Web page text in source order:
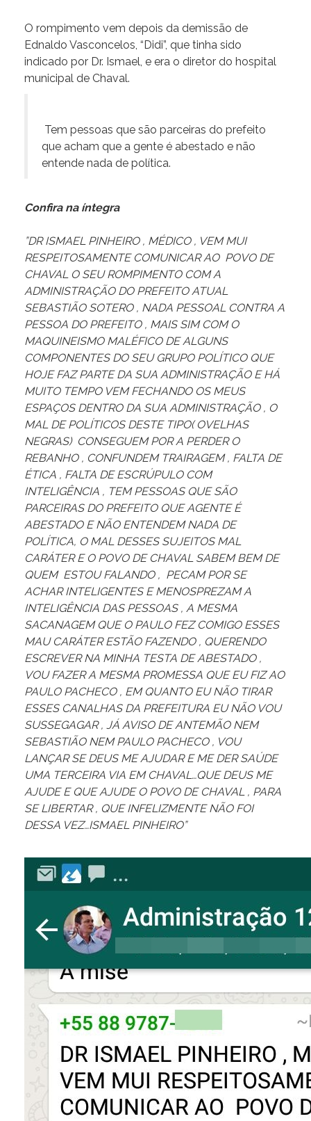
O rompimento vem depois da demissão de
Ednaldo Vasconcelos, “Didi”, que tinha sido
indicado por Dr. Ismael, e era o diretor do hospital
municipal de Chaval.
Tem pessoas que são parceiras do prefeito
que acham que a gente é abestado e não
entende nada de política.
Confira na íntegra
”DR ISMAEL PINHEIRO , MÉDICO , VEM MUI
RESPEITOSAMENTE COMUNICAR AO POVO DE
CHAVAL O SEU ROMPIMENTO COM A
ADMINISTRAÇÃO DO PREFEITO ATUAL
SEBASTIÃO SOTERO , NADA PESSOAL CONTRA A
PESSOA DO PREFEITO , MAIS SIM COM O
MAQUINEISMO MALÉFICO DE ALGUNS
COMPONENTES DO SEU GRUPO POLÍTICO QUE
HOJE FAZ PARTE DA SUA ADMINISTRAÇÃO E HÁ
MUITO TEMPO VEM FECHANDO OS MEUS
ESPAÇOS DENTRO DA SUA ADMINISTRAÇÃO , O
MAL DE POLÍTICOS DESTE TIPO( OVELHAS
NEGRAS) CONSEGUEM POR A PERDER O
REBANHO , CONFUNDEM TRAIRAGEM , FALTA DE
ÉTICA , FALTA DE ESCRÚPULO COM
INTELIGÊNCIA , TEM PESSOAS QUE SÃO
PARCEIRAS DO PREFEITO QUE AGENTE É
ABESTADO E NÃO ENTENDEM NADA DE
POLÍTICA, O MAL DESSES SUJEITOS MAL
CARÁTER E O POVO DE CHAVAL SABEM BEM DE
QUEM ESTOU FALANDO , PECAM POR SE
ACHAR INTELIGENTES E MENOSPREZAM A
INTELIGÊNCIA DAS PESSOAS , A MESMA
SACANAGEM QUE O PAULO FEZ COMIGO ESSES
MAU CARÁTER ESTÃO FAZENDO , QUERENDO
ESCREVER NA MINHA TESTA DE ABESTADO ,
VOU FAZER A MESMA PROMESSA QUE EU FIZ AO
PAULO PACHECO , EM QUANTO EU NÃO TIRAR
ESSES CANALHAS DA PREFEITURA EU NÃO VOU
SUSSEGAGAR , JÁ AVISO DE ANTEMÃO NEM
SEBASTIÃO NEM PAULO PACHECO , VOU
LANÇAR SE DEUS ME AJUDAR E ME DER SAÚDE
UMA TERCEIRA VIA EM CHAVAL…QUE DEUS ME
AJUDE E QUE AJUDE O POVO DE CHAVAL , PARA
SE LIBERTAR , QUE INFELIZMENTE NÃO FOI
DESSA VEZ…ISMAEL PINHEIRO”